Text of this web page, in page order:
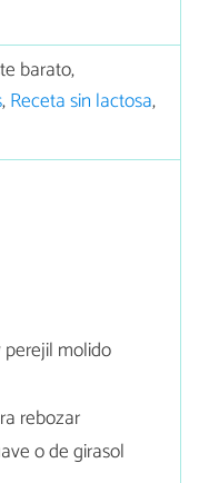
barato,
,Receta sin lactosa,
perejil molido
rebozar
o de girasol